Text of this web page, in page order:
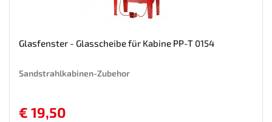
Glasfenster - Glasscheibe für Kabine PP-T 0154
Sandstrahlkabinen-Zubehor
€ 19,50